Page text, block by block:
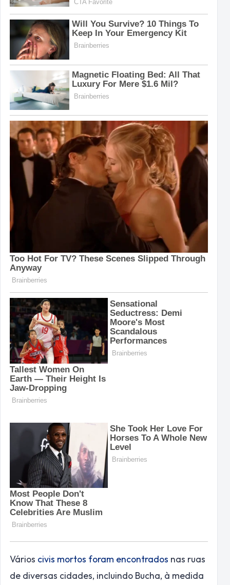
Vários civis mortos foram encontrados nas ruas
de diversas cidades, incluindo Bucha, à medida